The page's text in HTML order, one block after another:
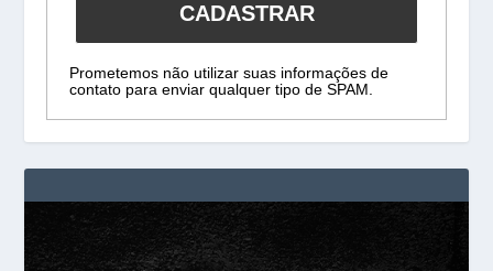
CADASTRAR
Prometemos não utilizar suas informações de
contato para enviar qualquer tipo de SPAM.